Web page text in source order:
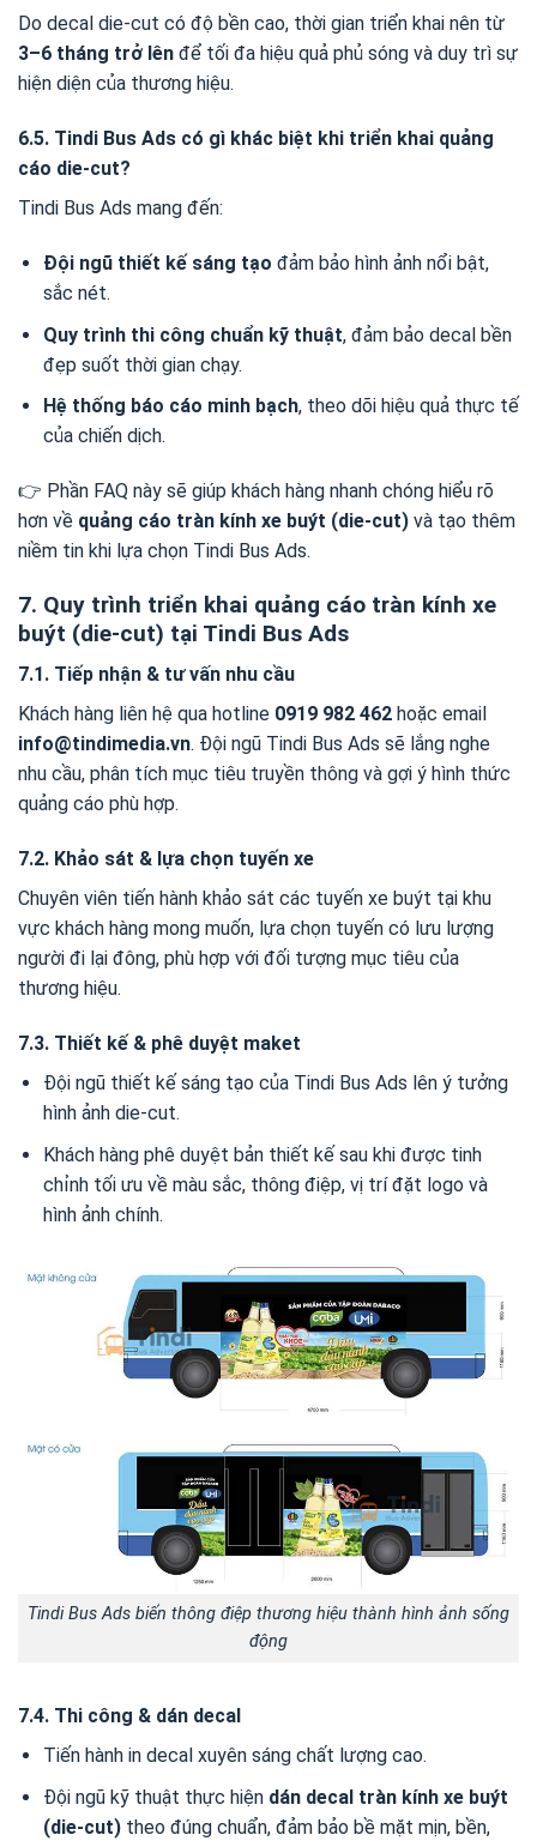
Do decal die-cut có độ bền cao, thời gian triển khai nên từ
3–6 tháng trở lên để tối đa hiệu quả phủ sóng và duy trì sự
hiện diện của thương hiệu.
6.5. Tindi Bus Ads có gì khác biệt khi triển khai quảng
cáo die-cut?
Tindi Bus Ads mang đến:
Đội ngũ thiết kế sáng tạo đảm bảo hình ảnh nổi bật,
sắc nét.
Quy trình thi công chuẩn kỹ thuật, đảm bảo decal bền
đẹp suốt thời gian chạy.
Hệ thống báo cáo minh bạch, theo dõi hiệu quả thực tế
của chiến dịch.
👉 Phần FAQ này sẽ giúp khách hàng nhanh chóng hiểu rõ
hơn về quảng cáo tràn kính xe buýt (die-cut) và tạo thêm
niềm tin khi lựa chọn Tindi Bus Ads.
7. Quy trình triển khai quảng cáo tràn kính xe
buýt (die-cut) tại Tindi Bus Ads
7.1. Tiếp nhận & tư vấn nhu cầu
Khách hàng liên hệ qua hotline 0919 982 462 hoặc email
info@tindimedia.vn. Đội ngũ Tindi Bus Ads sẽ lắng nghe
nhu cầu, phân tích mục tiêu truyền thông và gợi ý hình thức
quảng cáo phù hợp.
7.2. Khảo sát & lựa chọn tuyến xe
Chuyên viên tiến hành khảo sát các tuyến xe buýt tại khu
vực khách hàng mong muốn, lựa chọn tuyến có lưu lượng
người đi lại đông, phù hợp với đối tượng mục tiêu của
thương hiệu.
7.3. Thiết kế & phê duyệt maket
Đội ngũ thiết kế sáng tạo của Tindi Bus Ads lên ý tưởng
hình ảnh die-cut.
Khách hàng phê duyệt bản thiết kế sau khi được tinh
chỉnh tối ưu về màu sắc, thông điệp, vị trí đặt logo và
hình ảnh chính.
Tindi Bus Ads biến thông điệp thương hiệu thành hình ảnh sống
động
7.4. Thi công & dán decal
Tiến hành in decal xuyên sáng chất lượng cao.
Đội ngũ kỹ thuật thực hiện dán decal tràn kính xe buýt
(die-cut)theo đúng chuẩn, đảm bảo bề mặt mịn, bền,